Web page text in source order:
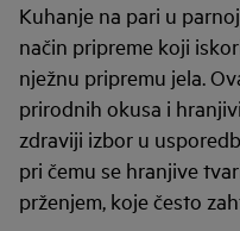
Kuhanje na pari u
način pripreme koji
nježnu pripremu jela.
prirodnih okusa i
zdraviji izbor u
pri čemu se hranjive
prženjem, koje često